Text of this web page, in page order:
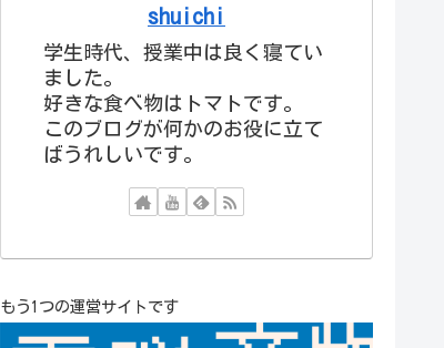
shuichi
学生時代、授業中は良く寝てい
ました。
好きな食べ物はトマトです。
このブログが何かのお役に立て
ばうれしいです。
もう1つの運営サイトです